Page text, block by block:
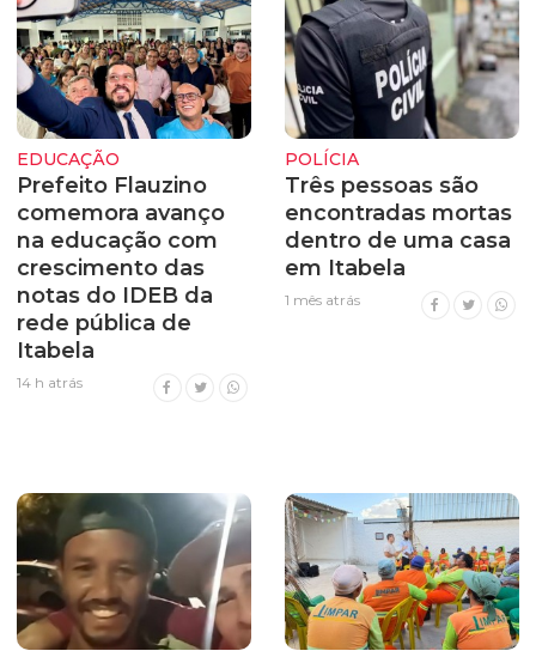
EDUCAÇÃO
Prefeito Flauzino
comemora avanço
na educação com
crescimento das
notas do IDEB da
rede pública de
Itabela
14 h atrás
POLÍCIA
Três pessoas são
encontradas mortas
dentro de uma casa
em Itabela
1 mês atrás